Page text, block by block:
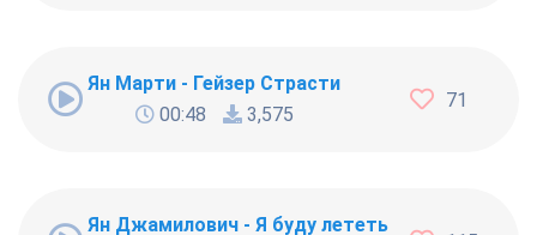
Ян Марти - Гейзер Страсти
00:48
3,575
71
Ян Джамилович - Я буду лететь